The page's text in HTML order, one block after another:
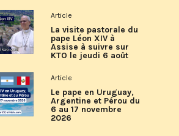
Article
La visite pastorale du
pape Léon XIV à
Assise à suivre sur
KTO le jeudi 6 août
Article
Le pape en Uruguay,
Argentine et Pérou du
6 au 17 novembre
2026